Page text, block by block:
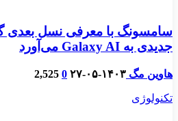
جدیدی به Galaxy AI می‌آورد
هاوین مگ ۱۴۰۳-۰۵-۲۷ 0
2,525
تکنولوژی